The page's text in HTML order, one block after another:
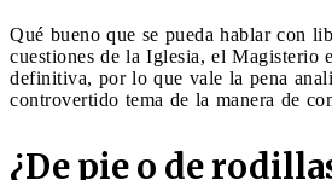
Qué bueno que se pueda hablar con
cuestiones de la Iglesia, el Magisterio
definitiva, por lo que vale la pena
controvertido tema de la manera de
¿De pie o de